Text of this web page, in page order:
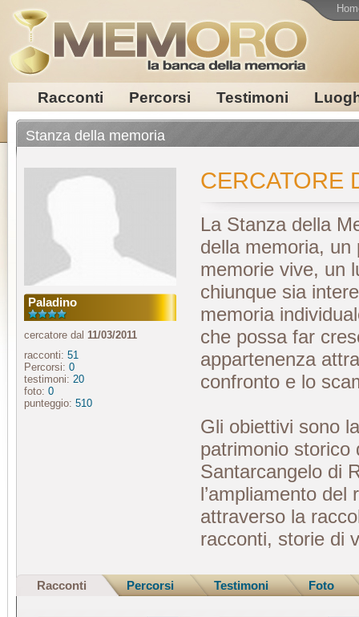
Racconti Percorsi Testimoni
Stanza della memoria
Paladino
cercatore dal 11/03/2011
racconti: 51
Percorsi: 0
testimoni: 20
foto: 0
punteggio: 510
CERCATORE
La Stanza della
della memoria, un
memorie vive, un
chiunque sia
memoria
che possa far
appartenenza
confronto e lo
Gli obiettivi sono
patrimonio storico
Santarcangelo di
l’ampliamento
attraverso la
racconti, storie di
Racconti Percorsi Testimoni Foto